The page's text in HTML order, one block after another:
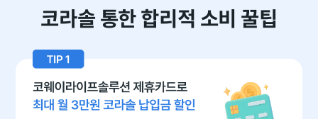
코라솔 통한 합리적 소비 꿀팁